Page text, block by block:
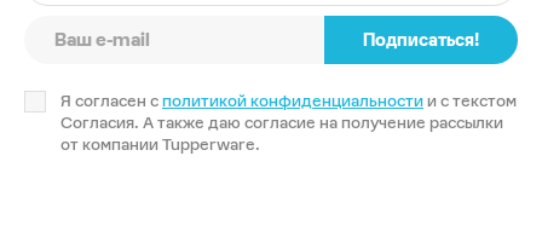
Подписаться!
Я согласен с политикой конфиденциальности и с текстом
Согласия. А также даю согласие на получение рассылки
от компании Tupperware.